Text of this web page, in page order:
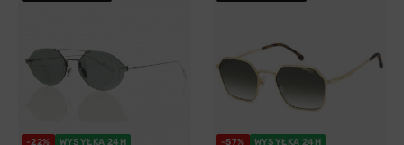
-22% WYSYŁKA 24H -57% WYSYŁKA 24H